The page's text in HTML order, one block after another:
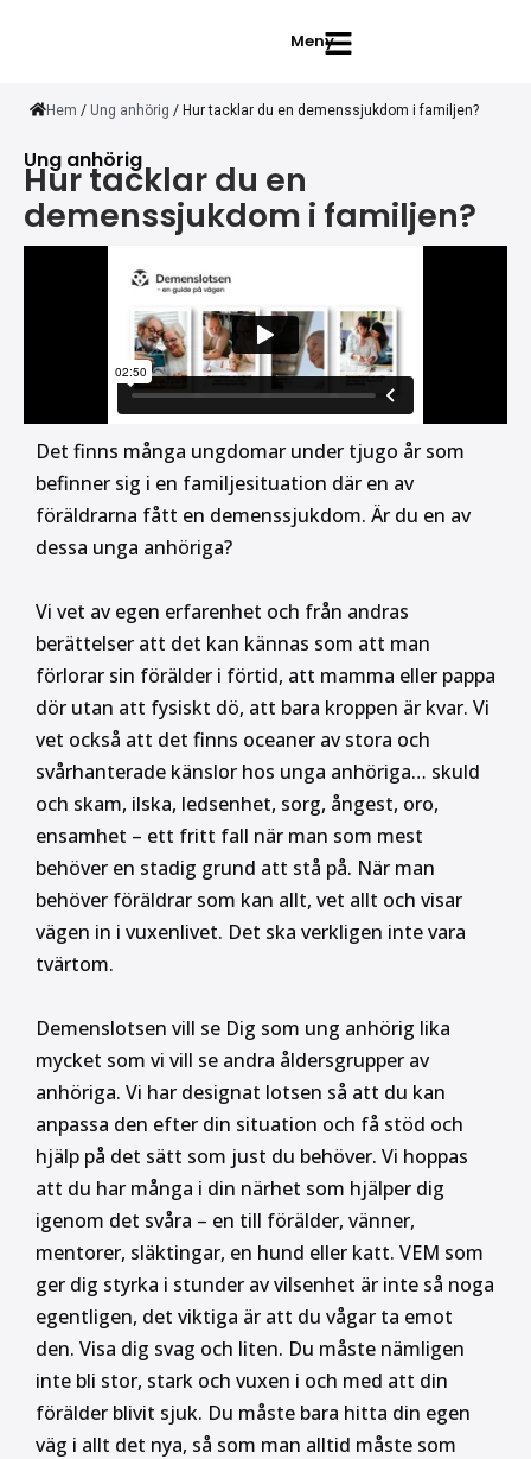
Meny
Hem / Ung anhörig / Hur tacklar du en demenssjukdom i familjen?
Ung anhörig
Hur tacklar du en
demenssjukdom i familjen?
Det finns många ungdomar under tjugo år som
befinner sig i en familjesituation där en av
föräldrarna fått en demenssjukdom. Är du en av
dessa unga anhöriga?
Vi vet av egen erfarenhet och från andras
berättelser att det kan kännas som att man
förlorar sin förälder i förtid, att mamma eller pappa
dör utan att fysiskt dö, att bara kroppen är kvar. Vi
vet också att det finns oceaner av stora och
svårhanterade känslor hos unga anhöriga… skuld
och skam, ilska, ledsenhet, sorg, ångest, oro,
ensamhet – ett fritt fall när man som mest
behöver en stadig grund att stå på. När man
behöver föräldrar som kan allt, vet allt och visar
vägen in i vuxenlivet. Det ska verkligen inte vara
tvärtom.
Demenslotsen vill se Dig som ung anhörig lika
mycket som vi vill se andra åldersgrupper av
anhöriga. Vi har designat lotsen så att du kan
anpassa den efter din situation och få stöd och
hjälp på det sätt som just du behöver. Vi hoppas
att du har många i din närhet som hjälper dig
igenom det svåra – en till förälder, vänner,
mentorer, släktingar, en hund eller katt. VEM som
ger dig styrka i stunder av vilsenhet är inte så noga
egentligen, det viktiga är att du vågar ta emot
den. Visa dig svag och liten. Du måste nämligen
inte bli stor, stark och vuxen i och med att din
förälder blivit sjuk. Du måste bara hitta din egen
väg i allt det nya, så som man alltid måste som